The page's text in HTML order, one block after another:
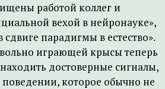
работой коллег и
вехой в нейронауке»,
парадигмы в естество».
играющей крысы теперь
достоверные сигналы,
поведении, которое обычно не